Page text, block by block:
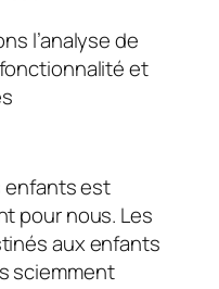
l’analyse de
et
enfants est
pour nous. Les
aux enfants
sciemment